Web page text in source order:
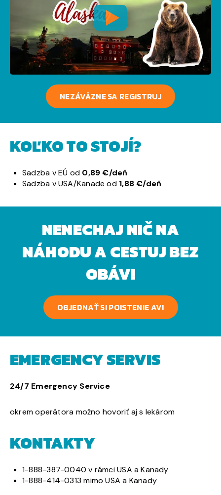
NEZÁVÄZNE SA REGISTRUJ
KOĽKO TO STOJÍ?
Sadzba v EÚ od 0,89 €/deň
Sadzba v USA/Kanade od 1,88 €/deň
NENECHAJ NIČ NA
NÁHODU A CESTUJ BEZ
OBÁV!
OBJEDNAŤ SI POISTENIE AVI
EMERGENCY SERVIS
24/7 Emergency Service
okrem operátora možno hovoriť aj s lekárom
KONTAKTY
1-888-387-0040 v rámci USA a Kanady
1-888-414-0313 mimo USA a Kanady